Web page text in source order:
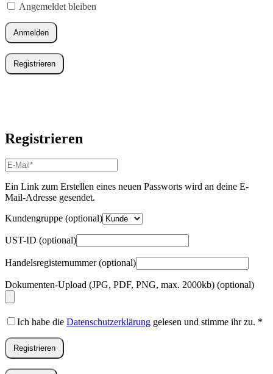
Angemeldet bleiben
Anmelden
Registrieren
Registrieren
E-
Mail-
Adresse*
Erforderlich
Ein Link zum Erstellen eines neuen Passworts wird an deine E-
Mail-Adresse gesendet.
Kundengruppe (optional)
UST-ID (optional)
Handelsregisternummer(optional)
Dokumenten-Upload (JPG, PDF, PNG, max. 2000kb) (optional)
Ich habe die Datenschutzerklärung gelesen und stimme ihr zu. *
Registrieren